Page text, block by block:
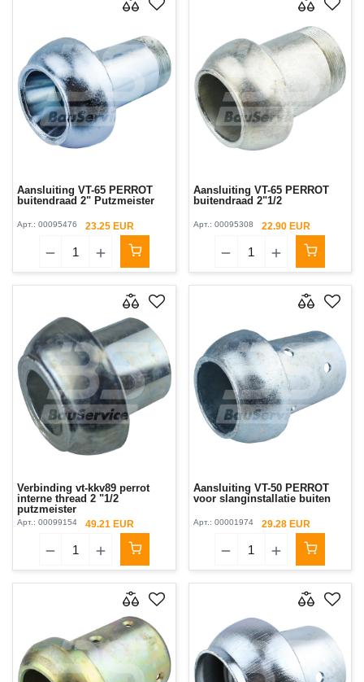
Aansluiting VT-65 PERROT
buitendraad 2" Putzmeister
Арт.: 00095476 23.25 EUR
Aansluiting VT-65 PERROT
buitendraad 2"1/2
Арт.: 00095308 22.90 EUR
Verbinding vt-kkv89 perrot
interne thread 2 "1/2
putzmeister
Арт.: 00099154 49.21 EUR
Aansluiting VT-50 PERROT
voor slanginstallatie buiten
Арт.: 00001974 29.28 EUR